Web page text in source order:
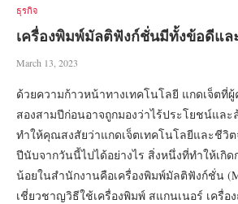
ธุรกิจ
เครื่องพิมพ์มัลติฟังก์ชั่นมีทั้งข้อดีแล
March 13, 2023
ด้วยความก้าวหน้าทางเทคโนโลยี แกดเจ็ตที่
สองสามปีก่อนอาจถูกมองว่าไร้ประโยชน์แล
ทำให้คุณสงสัยว่าแกดเจ็ตเทคโนโลยีและชีวิต
ปีนับจากวันนี้ไปได้อย่างไร สิ่งหนึ่งที่ทำให้เกิด
น้อยในสำนักงานคือเครื่องพิมพ์มัลติฟังก์ชั่น
เชี่ยวชาญวิธีใช้เครื่องพิมพ์ สแกนเนอร์ เครื่อง